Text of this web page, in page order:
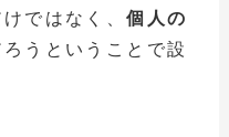
ではなく、個人の
ろうということで設